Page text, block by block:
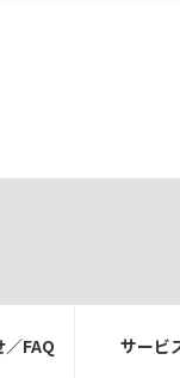
FAQ サービ